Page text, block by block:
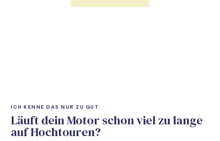
ICH KENNE DAS NUR ZU GUT
Läuft dein Motor schon viel zu lange
auf Hochtouren?